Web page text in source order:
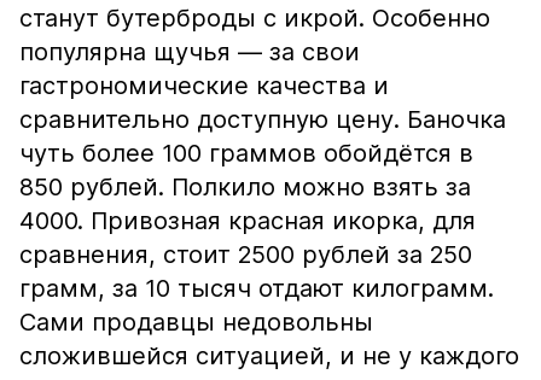
станут бутерброды с икрой. Особенно
популярна щучья — за свои
гастрономические качества и
сравнительно доступную цену. Баночка
чуть более 100 граммов обойдётся в
850 рублей. Полкило можно взять за
4000. Привозная красная икорка, для
сравнения, стоит 2500 рублей за 250
грамм, за 10 тысяч отдают килограмм.
Сами продавцы недовольны
сложившейся ситуацией, и не у каждого